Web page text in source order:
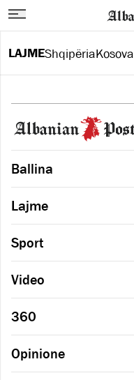
LAJMEShqipëriaKosova
Ballina
Lajme
Sport
Video
360
Opinione